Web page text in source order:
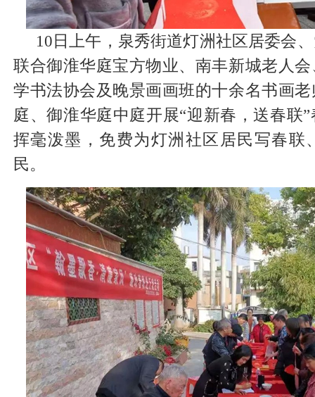
10日上午，泉秀街道灯洲社区居委会
联合御淮华庭宝方物业、南丰新城老人
学书法协会及晚景画画班的十余名书画
庭、御淮华庭中庭开展“迎新春，送春联
挥毫泼墨，免费为灯洲社区居民写春联
民。